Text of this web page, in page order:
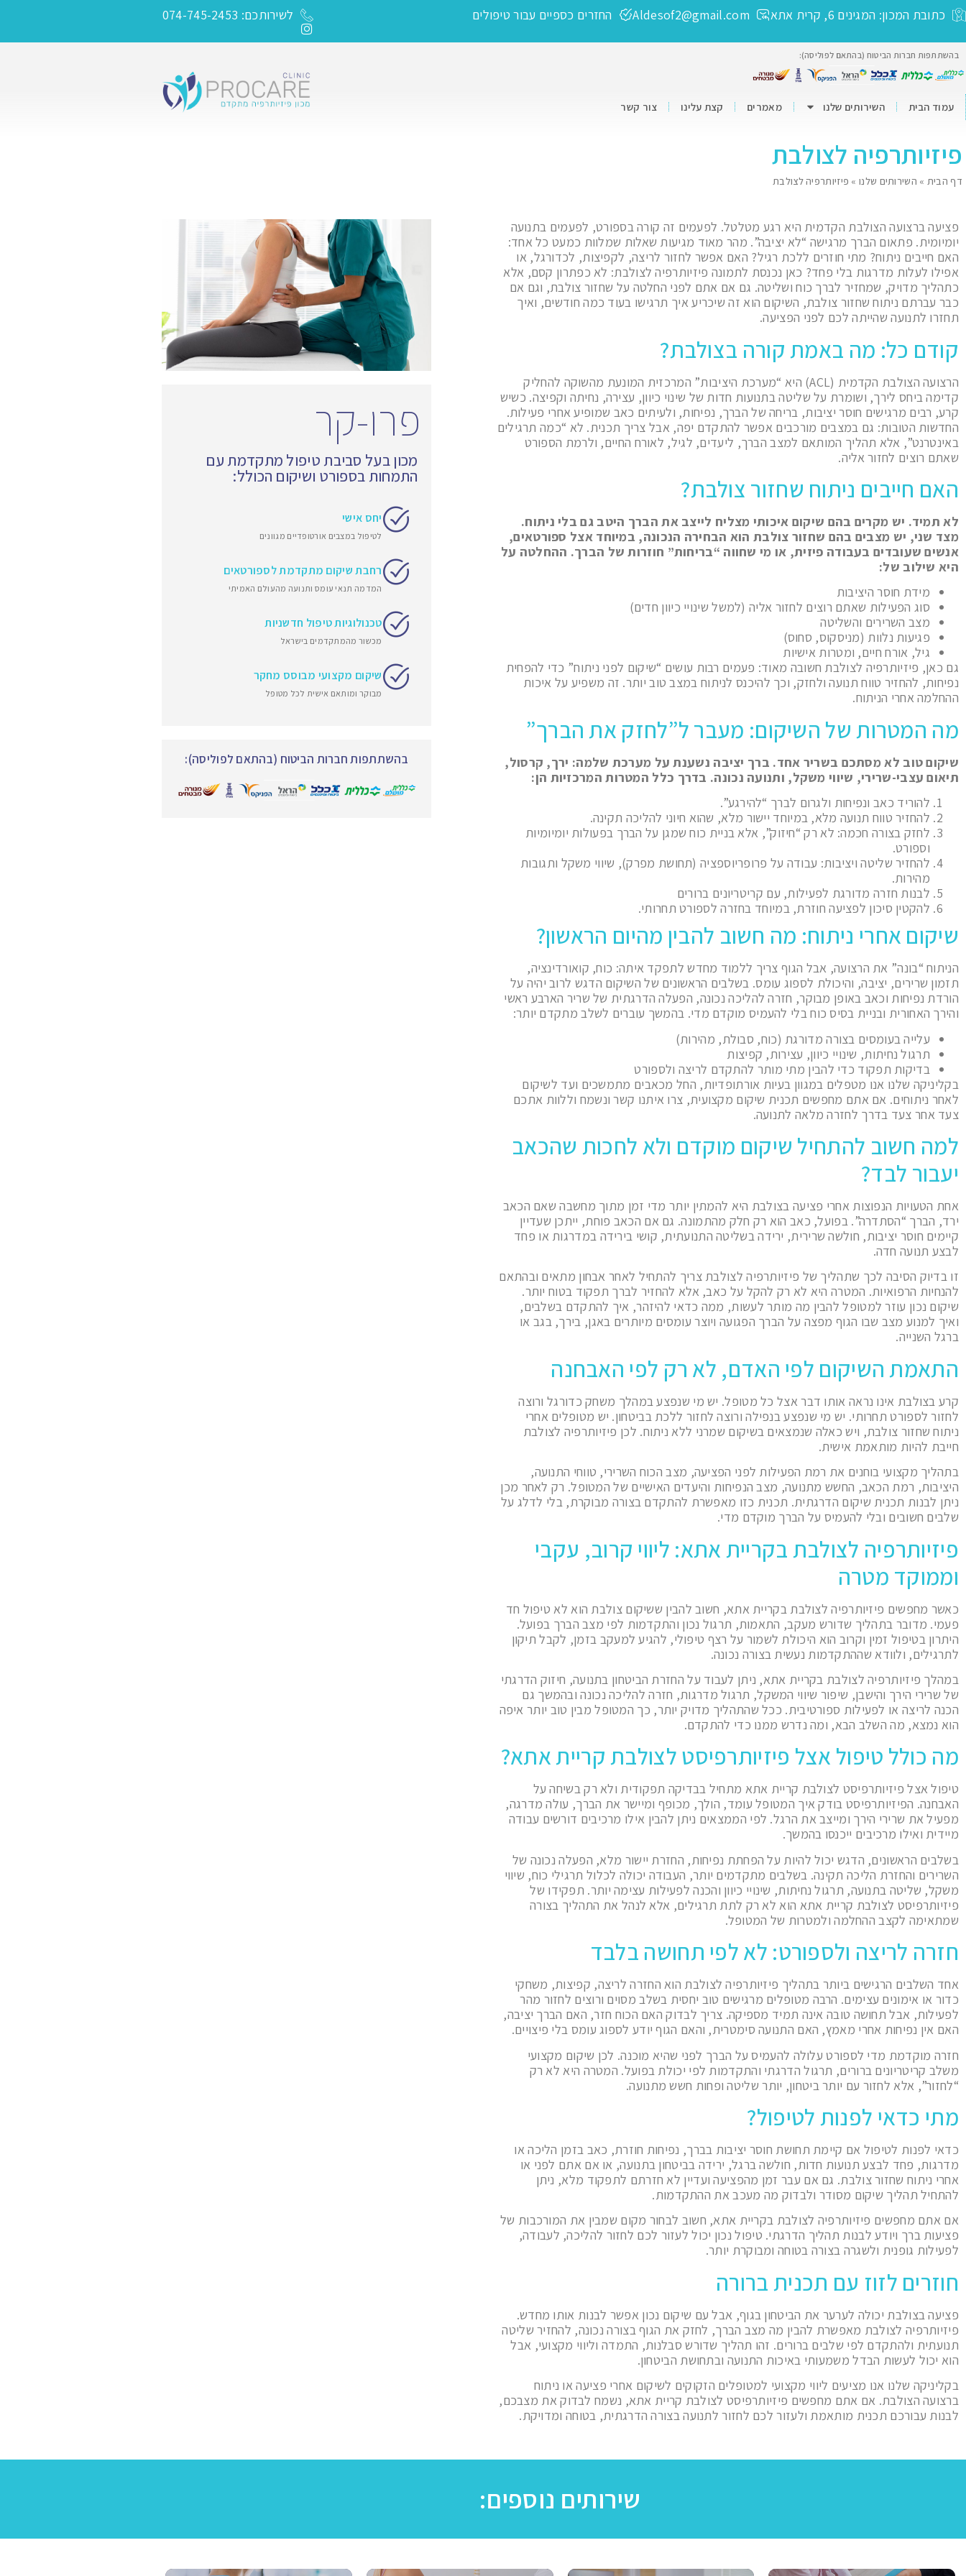
כתובת המכון: המגינים 6, קרית אתא Aldesof2@gmail.com החזרים כספיים עבור טיפולים לשירותכם: 074-745-2453
בהשתתפות חברות הביטוח (בהתאם לפוליסה):
עמוד הבית השירותים שלנו מאמרים קצת עלינו צור קשר
פיזיותרפיה לצולבת
דף הבית » השירותים שלנו» פיזיותרפיה לצולבת
פציעה ברצועה הצולבת הקדמית היא רגע מטלטל. לפעמים זה קורה בספורט, לפעמים בתנועה
יומיומית. פתאום הברך מרגישה “לא יציבה”. מהר מאוד מגיעות שאלות שמלוות כמעט כל אחד:
האם חייבים ניתוח? מתי חוזרים ללכת רגיל? האם אפשר לחזור לריצה, לקפיצות, לכדורגל, או
אפילו לעלות מדרגות בלי פחד? כאן נכנסת לתמונה פיזיותרפיה לצולבת: לא כפתרון קסם, אלא
כתהליך מדויק, שמחזיר לברך כוח ושליטה. גם אם אתם לפני החלטה על שחזור צולבת, וגם אם
כבר עברתם ניתוח שחזור צולבת, השיקום הוא זה שיכריע איך תרגישו בעוד כמה חודשים, ואיך
תחזרו לתנועה שהייתה לכם לפני הפציעה.
קודם כל: מה באמת קורה בצולבת?
הרצועה הצולבת הקדמית (ACL) היא “מערכת היציבות” המרכזית המונעת מהשוקה להחליק
קדימה ביחס לירך, ושומרת על שליטה בתנועות חדות של שינוי כיוון, עצירה, נחיתה וקפיצה. כשיש
קרע, רבים מרגישים חוסר יציבות, בריחה של הברך, נפיחות, ולעיתים כאב שמופיע אחרי פעילות.
החדשות הטובות: גם במצבים מורכבים אפשר להתקדם יפה, אבל צריך תכנית. לא “כמה תרגילים
באינטרנט”, אלא תהליך המותאם למצב הברך, ליעדים, לגיל, לאורח החיים, ולרמת הספורט
שאתם רוצים לחזור אליה.
האם חייבים ניתוח שחזור צולבת?
לא תמיד. יש מקרים בהם שיקום איכותי מצליח לייצב את הברך היטב גם בלי ניתוח.
מצד שני, יש מצבים בהם שחזור צולבת הוא הבחירה הנכונה, במיוחד אצל ספורטאים,
אנשים שעובדים בעבודה פיזית, או מי שחווה “בריחות” חוזרות של הברך. ההחלטה על
היא שילוב של:
מידת חוסר היציבות
סוג הפעילות שאתם רוצים לחזור אליה (למשל שינויי כיוון חדים)
מצב השרירים והשליטה
פגיעות נלוות (מניסקוס, סחוס)
גיל, אורח חיים, ומטרות אישיות
גם כאן, פיזיותרפיה לצולבת חשובה מאוד: פעמים רבות עושים “שיקום לפני ניתוח” כדי להפחית
נפיחות, להחזיר טווח תנועה ולחזק, וכך להיכנס לניתוח במצב טוב יותר. זה משפיע על איכות
ההחלמה אחרי הניתוח.
מה המטרות של השיקום: מעבר ל”לחזק את הברך”
שיקום טוב לא מסתכם בשריר אחד. ברך יציבה נשענת על מערכת שלמה: ירך, קרסול,
תיאום עצבי-שרירי, שיווי משקל, ותנועה נכונה. בדרך כלל המטרות המרכזיות הן:
להוריד כאב ונפיחות ולגרום לברך “להירגע”.
להחזיר טווח תנועה מלא, במיוחד יישור מלא, שהוא חיוני להליכה תקינה.
לחזק בצורה חכמה: לא רק “חיזוק”, אלא בניית כוח שמגן על הברך בפעולות יומיומיות
וספורט.
להחזיר שליטה ויציבות: עבודה על פרופריוספציה (תחושת מפרק), שיווי משקל ותגובות
מהירות.
לבנות חזרה מדורגת לפעילות, עם קריטריונים ברורים
להקטין סיכון לפציעה חוזרת, במיוחד בחזרה לספורט תחרותי.
שיקום אחרי ניתוח: מה חשוב להבין מהיום הראשון?
הניתוח “בונה” את הרצועה, אבל הגוף צריך ללמוד מחדש לתפקד איתה: כוח, קואורדינציה,
תזמון שרירים, יציבה, והיכולת לספוג עומס. בשלבים הראשונים של השיקום הדגש לרוב יהיה על
הורדת נפיחות וכאב באופן מבוקר, חזרה להליכה נכונה, הפעלה הדרגתית של שריר הארבע ראשי
והירך האחורית ובניית בסיס כוח בלי להעמיס מוקדם מדי. בהמשך עוברים לשלב מתקדם יותר:
עלייה בעומסים בצורה מדורגת (כוח, סבולת, מהירות)
תרגול נחיתות, שינויי כיוון, עצירות, קפיצות
בדיקות תפקוד כדי להבין מתי מותר להתקדם לריצה ולספורט
בקליניקה שלנו אנו מטפלים במגוון בעיות אורתופדיות, החל מכאבים מתמשכים ועד לשיקום
לאחר ניתוחים. אם אתם מחפשים תכנית שיקום מקצועית, צרו איתנו קשר ונשמח וללוות אתכם
צעד אחר צעד בדרך לחזרה מלאה לתנועה.
למה חשוב להתחיל שיקום מוקדם ולא לחכות שהכאב
יעבור לבד?
אחת הטעויות הנפוצות אחרי פציעה בצולבת היא להמתין יותר מדי זמן מתוך מחשבה שאם הכאב
ירד, הברך “הסתדרה”. בפועל, כאב הוא רק חלק מהתמונה. גם אם הכאב פוחת, ייתכן שעדיין
קיימים חוסר יציבות, חולשה שרירית, ירידה בשליטה התנועתית, קושי בירידה במדרגות או פחד
לבצע תנועה חדה.
זו בדיוק הסיבה לכך שתהליך של פיזיותרפיה לצולבת צריך להתחיל לאחר אבחון מתאים ובהתאם
להנחיות הרפואיות. המטרה היא לא רק להקל על כאב, אלא להחזיר לברך תפקוד בטוח יותר.
שיקום נכון עוזר למטופל להבין מה מותר לעשות, ממה כדאי להיזהר, איך להתקדם בשלבים,
ואיך למנוע מצב שבו הגוף מפצה על הברך הפגועה ויוצר עומסים מיותרים באגן, בירך, בגב או
ברגל השנייה.
התאמת השיקום לפי האדם, לא רק לפי האבחנה
קרע בצולבת אינו נראה אותו דבר אצל כל מטופל. יש מי שנפצע במהלך משחק כדורגל ורוצה
לחזור לספורט תחרותי. יש מי שנפצע בנפילה ורוצה לחזור ללכת בביטחון. יש מטופלים אחרי
ניתוח שחזור צולבת, ויש כאלה שנמצאים בשיקום שמרני ללא ניתוח. לכן פיזיותרפיה לצולבת
חייבת להיות מותאמת אישית.
בתהליך מקצועי בוחנים את רמת הפעילות לפני הפציעה, מצב הכוח השרירי, טווחי התנועה,
היציבות, רמת הכאב, החשש מתנועה, מצב הנפיחות והיעדים האישיים של המטופל. רק לאחר מכן
ניתן לבנות תכנית שיקום הדרגתית. תכנית כזו מאפשרת להתקדם בצורה מבוקרת, בלי לדלג על
שלבים חשובים ובלי להעמיס על הברך מוקדם מדי.
פיזיותרפיה לצולבת בקריית אתא: ליווי קרוב, עקבי
וממוקד מטרה
כאשר מחפשים פיזיותרפיה לצולבת בקריית אתא, חשוב להבין ששיקום צולבת הוא לא טיפול חד
פעמי. מדובר בתהליך שדורש מעקב, התאמות, תרגול נכון והתקדמות לפי מצב הברך בפועל.
היתרון בטיפול זמין וקרוב הוא היכולת לשמור על רצף טיפולי, להגיע למעקב בזמן, לקבל תיקון
לתרגילים, ולוודא שההתקדמות נעשית בצורה נכונה.
במהלך פיזיותרפיה לצולבת בקריית אתא, ניתן לעבוד על החזרת הביטחון בתנועה, חיזוק הדרגתי
של שרירי הירך והישבן, שיפור שיווי המשקל, תרגול מדרגות, חזרה להליכה נכונה ובהמשך גם
הכנה לריצה או לפעילות ספורטיבית. ככל שהתהליך מדויק יותר, כך המטופל מבין טוב יותר איפה
הוא נמצא, מה השלב הבא, ומה נדרש ממנו כדי להתקדם.
מה כולל טיפול אצל פיזיותרפיסט לצולבת קריית אתא?
טיפול אצל פיזיותרפיסט לצולבת קריית אתא מתחיל בבדיקה תפקודית ולא רק בשיחה על
האבחנה. הפיזיותרפיסט בודק איך המטופל עומד, הולך, מכופף ומיישר את הברך, עולה מדרגה,
מפעיל את שרירי הירך ומייצב את הרגל. לפי הממצאים ניתן להבין אילו מרכיבים דורשים עבודה
מיידית ואילו מרכיבים ייכנסו בהמשך.
בשלבים הראשונים, הדגש יכול להיות על הפחתת נפיחות, החזרת יישור מלא, הפעלה נכונה של
השרירים והחזרת הליכה תקינה. בשלבים מתקדמים יותר, העבודה יכולה לכלול תרגילי כוח, שיווי
משקל, שליטה בתנועה, תרגול נחיתות, שינויי כיוון והכנה לפעילות עצימה יותר. תפקידו של
פיזיותרפיסט לצולבת קריית אתא הוא לא רק לתת תרגילים, אלא לנהל את התהליך בצורה
שמתאימה לקצב ההחלמה ולמטרות של המטופל.
חזרה לריצה ולספורט: לא לפי תחושה בלבד
אחד השלבים הרגישים ביותר בתהליך פיזיותרפיה לצולבת הוא החזרה לריצה, קפיצות, משחקי
כדור או אימונים עצימים. הרבה מטופלים מרגישים טוב יחסית בשלב מסוים ורוצים לחזור מהר
לפעילות, אבל תחושה טובה אינה תמיד מספיקה. צריך לבדוק האם הכוח חזר, האם הברך יציבה,
האם אין נפיחות אחרי מאמץ, האם התנועה סימטרית, והאם הגוף יודע לספוג עומס בלי פיצויים.
חזרה מוקדמת מדי לספורט עלולה להעמיס על הברך לפני שהיא מוכנה. לכן שיקום מקצועי
משלב קריטריונים ברורים, תרגול הדרגתי והתקדמות לפי יכולת בפועל. המטרה היא לא רק
“לחזור”, אלא לחזור עם יותר ביטחון, יותר שליטה ופחות חשש מתנועה.
מתי כדאי לפנות לטיפול?
כדאי לפנות לטיפול אם קיימת תחושת חוסר יציבות בברך, נפיחות חוזרת, כאב בזמן הליכה או
מדרגות, פחד לבצע תנועות חדות, חולשה ברגל, ירידה בביטחון בתנועה, או אם אתם לפני או
אחרי ניתוח שחזור צולבת. גם אם עבר זמן מהפציעה ועדיין לא חזרתם לתפקוד מלא, ניתן
להתחיל תהליך שיקום מסודר ולבדוק מה מעכב את ההתקדמות.
אם אתם מחפשים פיזיותרפיה לצולבת בקריית אתא, חשוב לבחור מקום שמבין את המורכבות של
פציעות ברך ויודע לבנות תהליך הדרגתי. טיפול נכון יכול לעזור לכם לחזור להליכה, לעבודה,
לפעילות גופנית ולשגרה בצורה בטוחה ומבוקרת יותר.
חוזרים לזוז עם תכנית ברורה
פציעה בצולבת יכולה לערער את הביטחון בגוף, אבל עם שיקום נכון אפשר לבנות אותו מחדש.
פיזיותרפיה לצולבת מאפשרת להבין מה מצב הברך, לחזק את הגוף בצורה נכונה, להחזיר שליטה
תנועתית ולהתקדם לפי שלבים ברורים. זהו תהליך שדורש סבלנות, התמדה וליווי מקצועי, אבל
הוא יכול לעשות הבדל משמעותי באיכות התנועה ובתחושת הביטחון.
בקליניקה שלנו אנו מציעים ליווי מקצועי למטופלים הזקוקים לשיקום אחרי פציעה או ניתוח
ברצועה הצולבת. אם אתם מחפשים פיזיותרפיסט לצולבת קריית אתא, נשמח לבדוק את מצבכם,
לבנות עבורכם תכנית מותאמת ולעזור לכם לחזור לתנועה בצורה הדרגתית, בטוחה ומדויקת.
פרו-קר
מכון בעל סביבת טיפול מתקדמת עם
התמחות בספורט ושיקום הכולל:
יחס אישי
לטיפול במצבים אורטופדיים מגוונים
רחבת שיקום מתקדמת לספורטאים
המדמה תנאי עומס ותנועה מהעולם האמיתי
טכנולוגיות טיפול חדשניות
מכשור מהמתקדמים בישראל
שיקום מקצועי מבוסס מחקר
מבוקר ומותאם אישית לכל מטופל
בהשתתפות חברות הביטוח (בהתאם לפוליסה):
שירותים נוספים: